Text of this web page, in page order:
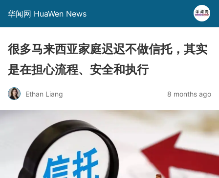
华闻网 HuaWen News
很多马来西亚家庭迟迟不做信托，其实
是在担心流程、安全和执行
Ethan Liang 8 months ago